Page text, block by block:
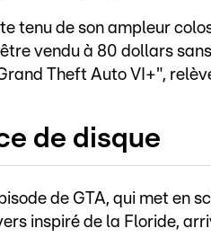
tenu de son ampleur
vendu à 80 dollars
Theft Auto VI+",
de disque
de GTA, qui met en
inspiré de la Floride,